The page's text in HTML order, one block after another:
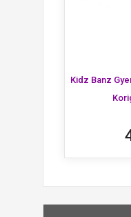
Kidz Banz